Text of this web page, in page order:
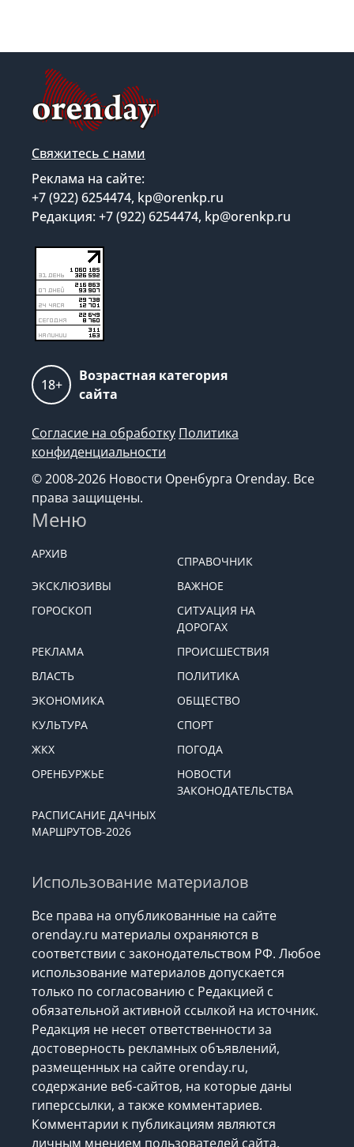
Свяжитесь с нами
Реклама на сайте:
+7 (922) 6254474, kp@orenkp.ru
Редакция: +7 (922) 6254474, kp@orenkp.ru
18+
Возрастная категория
сайта
Согласие на обработку Политика
конфиденциальности
© 2008-2026 Новости Оренбурга Orenday. Все
права защищены.
Меню
АРХИВ
СПРАВОЧНИК
ЭКСКЛЮЗИВЫ
ВАЖНОЕ
ГОРОСКОП
СИТУАЦИЯ НА
ДОРОГАХ
РЕКЛАМА
ПРОИСШЕСТВИЯ
ВЛАСТЬ
ПОЛИТИКА
ЭКОНОМИКА
ОБЩЕСТВО
КУЛЬТУРА
СПОРТ
ЖКХ
ПОГОДА
ОРЕНБУРЖЬЕ
НОВОСТИ
ЗАКОНОДАТЕЛЬСТВА
РАСПИСАНИЕ ДАЧНЫХ
МАРШРУТОВ-2026
Использование материалов
Все права на опубликованные на сайте
orenday.ru материалы охраняются в
соответствии с законодательством РФ. Любое
использование материалов допускается
только по согласованию с Редакцией с
обязательной активной ссылкой на источник.
Редакция не несет ответственности за
достоверность рекламных объявлений,
размещенных на сайте orenday.ru,
содержание веб-сайтов, на которые даны
гиперссылки, а также комментариев.
Комментарии к публикациям являются
личным мнением пользователей сайта.